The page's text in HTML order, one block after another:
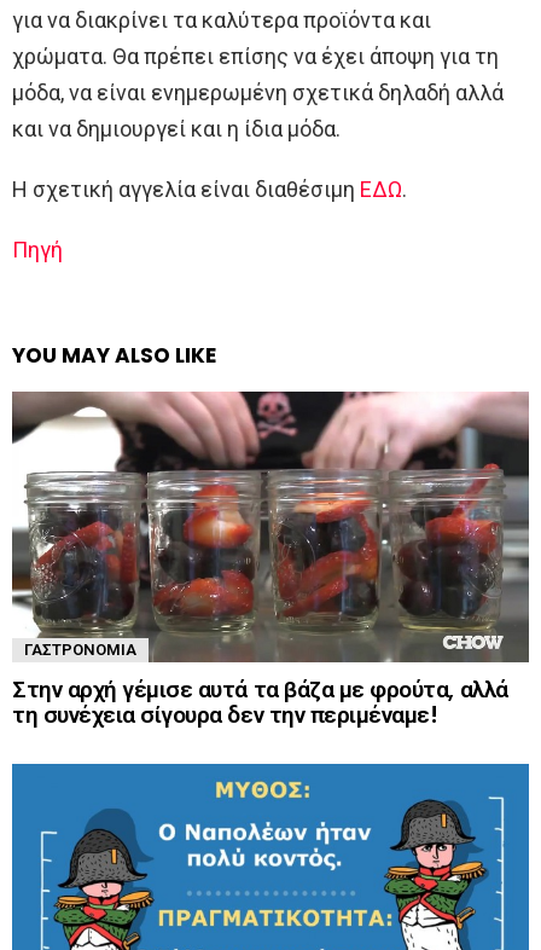
για να διακρίνει τα καλύτερα προϊόντα και
χρώματα. Θα πρέπει επίσης να έχει άποψη για τη
μόδα, να είναι ενημερωμένη σχετικά δηλαδή αλλά
και να δημιουργεί και η ίδια μόδα.
Η σχετική αγγελία είναι διαθέσιμη ΕΔΩ.
Πηγή
YOU MAY ALSO LIKE
ΓΑΣΤΡΟΝΟΜΊΑ
Στην αρχή γέμισε αυτά τα βάζα με φρούτα, αλλά
τη συνέχεια σίγουρα δεν την περιμέναμε!